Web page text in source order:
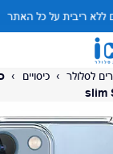
צפה בעגלה ()
לסלולר › כיסויים ›